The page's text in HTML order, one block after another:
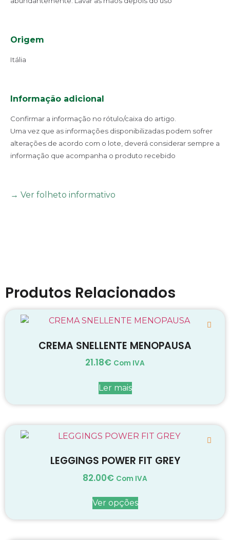
Origem
Itália
Informação adicional
Confirmar a informação no rótulo/caixa do artigo.
Uma vez que as informações disponibilizadas podem sofrer
alterações de acordo com o lote, deverá considerar sempre a
informação que acompanha o produto recebido
→ Ver folheto informativo
Produtos Relacionados
CREMA SNELLENTE MENOPAUSA
21.18€ Com IVA
Ler mais
LEGGINGS POWER FIT GREY
82.00€ Com IVA
Ver opções